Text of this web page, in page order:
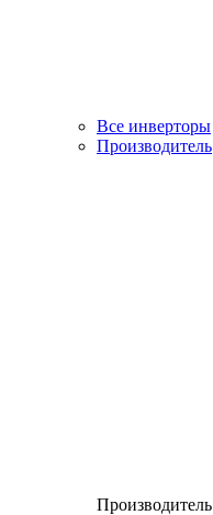
Все инверторы
Производитель
Производитель